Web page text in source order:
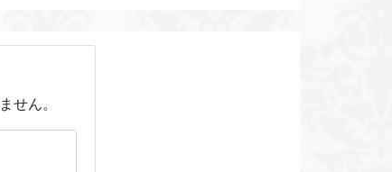
せん。